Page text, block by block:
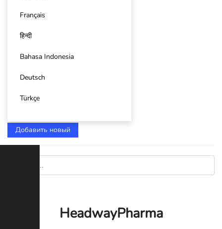
Français
हिन्दी
Bahasa Indonesia
Deutsch
Türkçe
Добавить новый
HeadwayPharma